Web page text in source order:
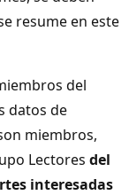
resume en este
del
datos de
miembros,
Lectores del
interesadas